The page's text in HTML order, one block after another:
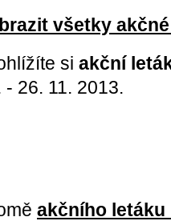
všetky
si akční
- 26. 11. 2013.
akčního letáku